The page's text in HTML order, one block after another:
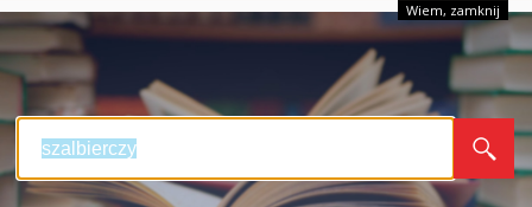
Wiem, zamknij